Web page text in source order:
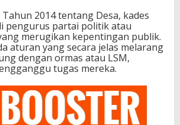
Tahun 2014 tentang Desa, kades
pengurus partai politik atau
merugikan kepentingan publik.
aturan yang secara jelas melarang
dengan ormas atau LSM,
tugas mereka.